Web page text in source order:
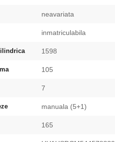
neavariata
inmatriculabila
1598
105
7
manuala (5+1)
165